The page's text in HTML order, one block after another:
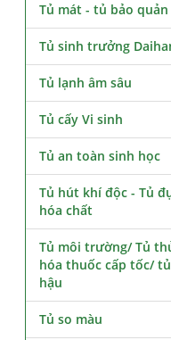
Tủ mát - tủ bảo quản
Tủ sinh trưởng
Tủ lạnh âm sâu
Tủ cấy Vi sinh
Tủ an toàn sinh học
Tủ hút khí độc - Tủ
hóa chất
Tủ môi trường/ Tủ
hóa thuốc cấp tốc/
hậu
Tủ so màu